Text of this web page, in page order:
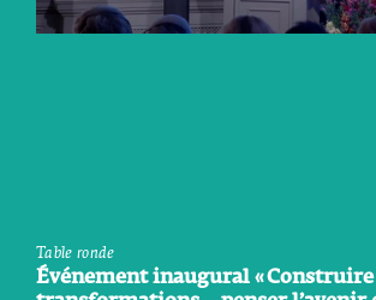
Table ronde
Événement inaugural « Construire